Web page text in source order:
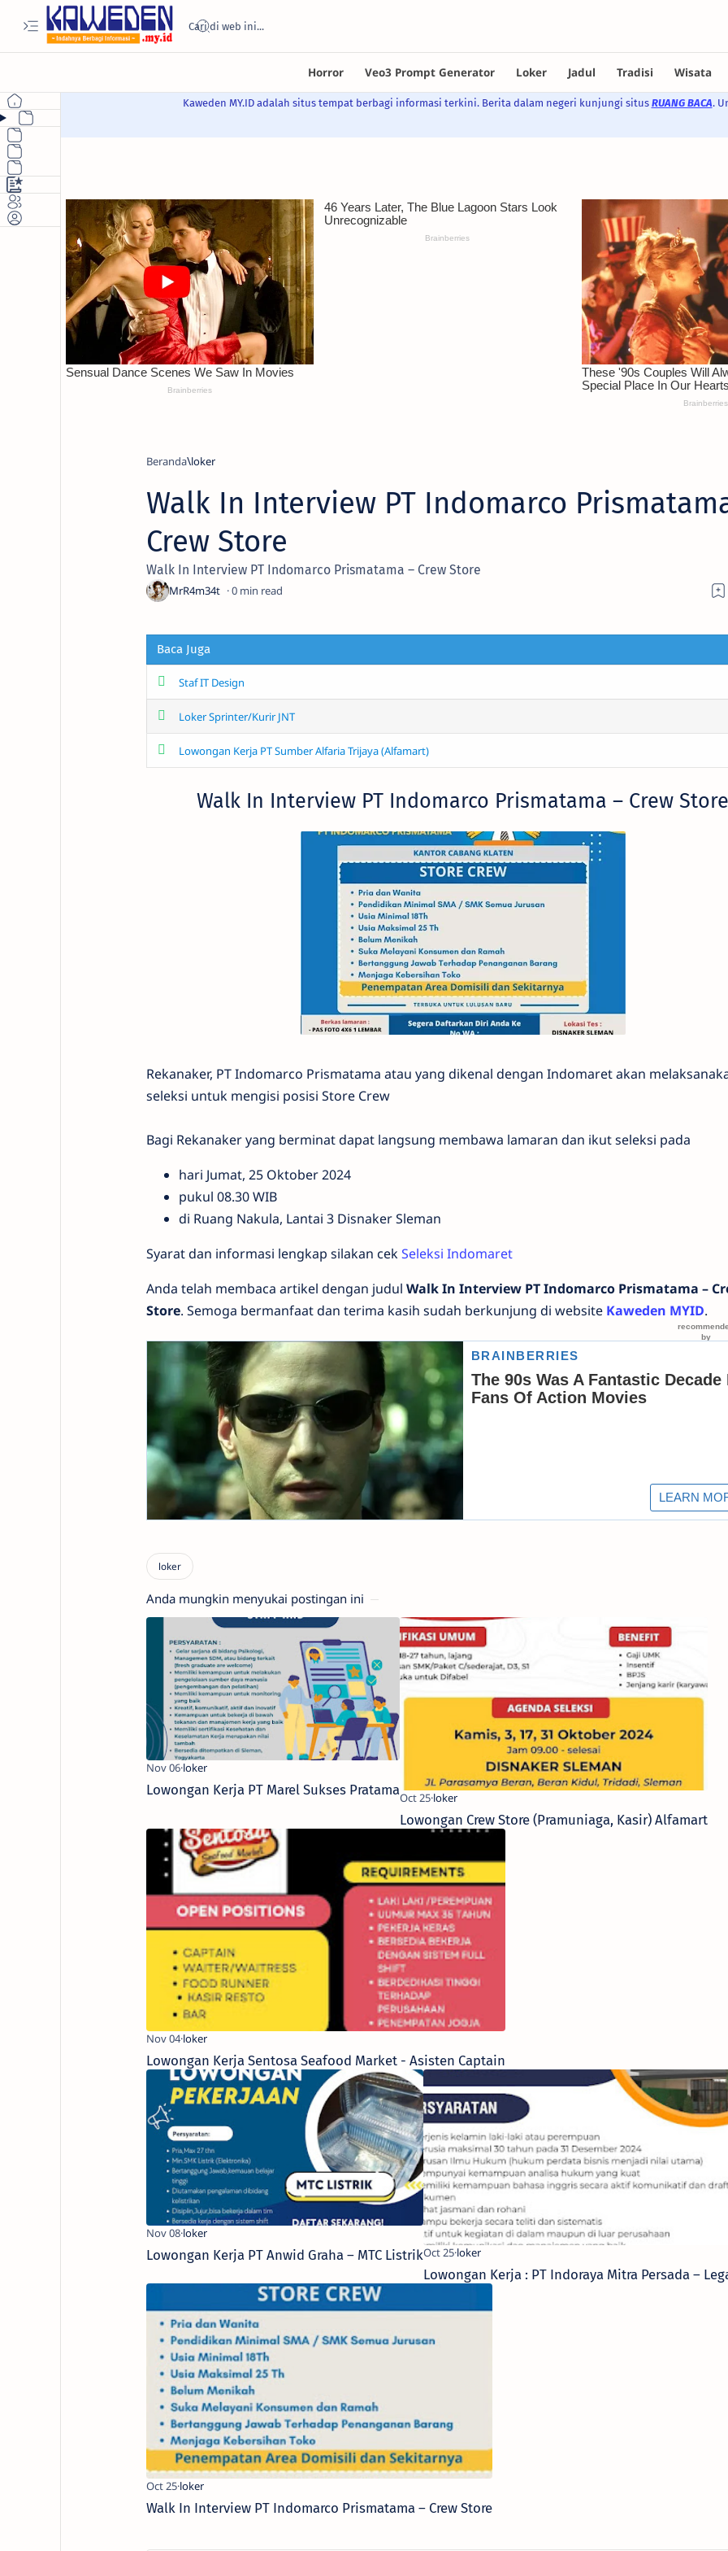
Kaweden MY.ID adalah situs tempat berbagi informasi terkini. Berita dalam negeri kunjungi situs RUANG BACA.
Beranda loker
Walk In Interview PT Indomarco
Crew Store
Walk In Interview PT Indomarco Prismatama – Crew Store
0
Baca Juga
Staf IT Design
Loker Sprinter/Kurir JNT
Lowongan Kerja PT Sumber Alfaria Trijaya (Alfamart)
Walk In Interview PT Indomarco Prismatama – Crew Store
Rekanaker, PT Indomarco Prismatama atau yang dikenal dengan Indomaret akan
seleksi untuk mengisi posisi Store Crew
Bagi Rekanaker yang berminat dapat langsung membawa lamaran dan ikut seleksi pada
hari Jumat, 25 Oktober 2024
pukul 08.30 WIB
di Ruang Nakula, Lantai 3 Disnaker Sleman
Syarat dan informasi lengkap silakan cekSeleksi Indomaret
Anda telah membaca artikel dengan judul Walk In Interview PT Indomarco Prismatama –
Store. Semoga bermanfaat dan terima kasih sudah berkunjung di website Kaweden MYID.
Anda mungkin menyukai postingan ini
Lowongan Kerja PT Marel Sukses Pratama
Lowongan Crew Store (Pramuniaga, Kasir) Alfamart
Lowongan Kerja Sentosa Seafood Market - Asisten Captain
Lowongan Kerja PT Anwid Graha – MTC Listrik
Lowongan Kerja : PT Indoraya Mitra Persada –
Walk In Interview PT Indomarco Prismatama – Crew Store